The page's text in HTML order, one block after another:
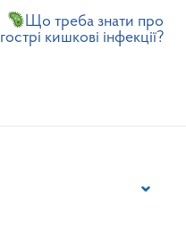
Що треба знати про
гострі кишкові інфекції?